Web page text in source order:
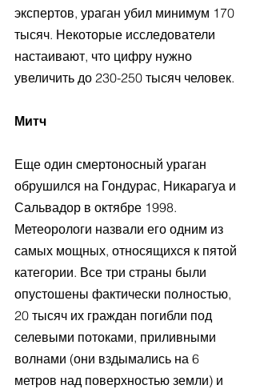
экспертов, ураган убил минимум 170
тысяч. Некоторые исследователи
настаивают, что цифру нужно
увеличить до 230-250 тысяч человек.
Митч
Еще один смертоносный ураган
обрушился на Гондурас, Никарагуа и
Сальвадор в октябре 1998.
Метеорологи назвали его одним из
самых мощных, относящихся к пятой
категории. Все три страны были
опустошены фактически полностью,
20 тысяч их граждан погибли под
селевыми потоками, приливными
волнами (они вздымались на 6
метров над поверхностью земли) и